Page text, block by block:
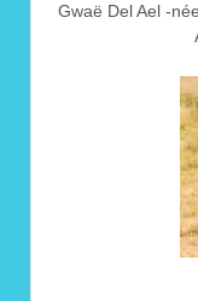
Gwaë Del Ael -